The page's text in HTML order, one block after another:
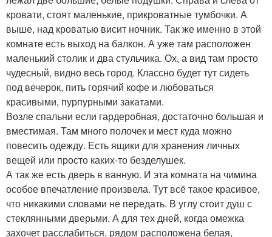
кровати, стоят маленькие, прикроватные тумбочки. А
выше, над кроватью висит ночник. Так же именно в этой
комнате есть выход на балкон. А уже там расположен
маленький столик и два стульчика. Ох, а вид там просто
чудесный, видно весь город. Классно будет тут сидеть
под вечерок, пить горячий кофе и любоваться
красивыми, пурпурными закатами.
Возле спальни если гардеробная, достаточно большая и
вместимая. Там много полочек и мест куда можно
повесить одежду. Есть ящики для хранения личных
вещей или просто каких-то безделушек.
А так же есть дверь в ванную. И эта комната на чимина
особое впечатление произвела. Тут всё такое красивое,
что никакими словами не передать. В углу стоит душ с
стеклянными дверьми. А для тех дней, когда омежка
захочет расслабиться, рядом расположена белая,